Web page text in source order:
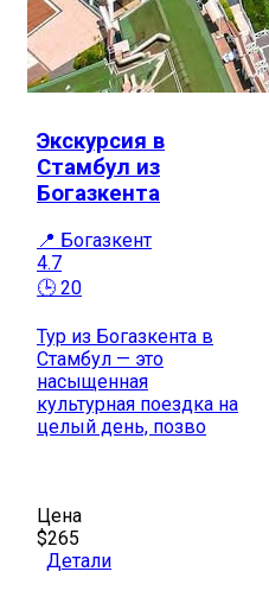
Экскурсия в
Стамбул из
Богазкента
📍 Богазкент
4.7
🕒 20
Тур из Богазкента в
Стамбул — это
насыщенная
культурная поездка на
целый день, позво
Цена
$265
Детали